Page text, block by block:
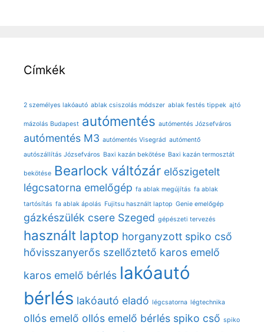
Címkék
2 személyes lakóautó ablak csiszolás módszer ablak festés tippek ajtó
mázolás Budapest autómentés autómentés Józsefváros
autómentés M3 autómentés Visegrád autómentő
autószállítás Józsefváros Baxi kazán bekötése Baxi kazán termosztát
bekötése Bearlock váltózár előszigetelt
légcsatorna emelőgép fa ablak megújítás fa ablak
tartósítás fa ablak ápolás Fujitsu használt laptop Genie emelőgép
gázkészülék csere Szeged gépészeti tervezés
használt laptop horganyzott spiko cső
hővisszanyerős szellőztető karos emelő
karos emelő bérlés lakóautó
bérlés lakóautó eladó légcsatorna légtechnika
ollós emelő ollós emelő bérlés spiko cső spiko